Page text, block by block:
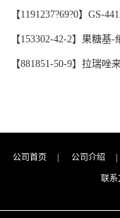
持！
质护航-【湖北研科时
MSDS等技术支持！
【1191237?69?0】GS-
商品牌:【湖北研科时代
证；支持定制；检测图
【153302-42-2】果糖基
持三方验证；支持定制
【881851-50-9】拉瑞
公司首页 公司介绍
联系